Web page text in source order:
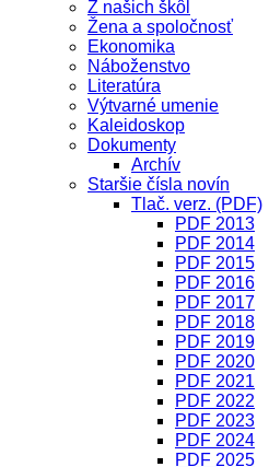
Z našich škôl
Žena a spoločnosť
Ekonomika
Náboženstvo
Literatúra
Výtvarné umenie
Kaleidoskop
Dokumenty
Archív
Staršie čísla novín
Tlač. verz. (PDF)
PDF 2013
PDF 2014
PDF 2015
PDF 2016
PDF 2017
PDF 2018
PDF 2019
PDF 2020
PDF 2021
PDF 2022
PDF 2023
PDF 2024
PDF 2025